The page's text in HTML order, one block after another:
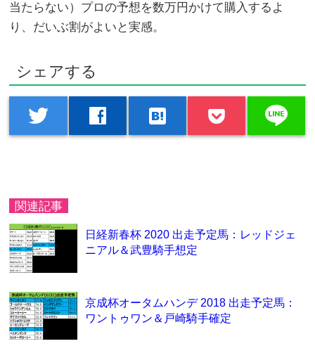
当たらない）プロの予想を数万円かけて購入するよ
り、だいぶ割がよいと実感。
シェアする
twitter facebook hatenabookmark line
関連記事
日経新春杯 2020 出走予定馬：レッドジェ
ニアル＆武豊騎手想定
京成杯オータムハンデ 2018 出走予定馬：
ワントゥワン＆戸崎騎手確定